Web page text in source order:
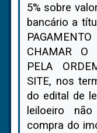
5% sobre
bancário a
CHAMAR O
PELA
SITE, nos
do edital de
leiloeiro
compra do